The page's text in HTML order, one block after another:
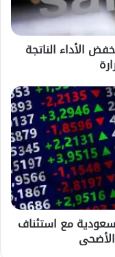
الأداء الناتجة
مع استئناف